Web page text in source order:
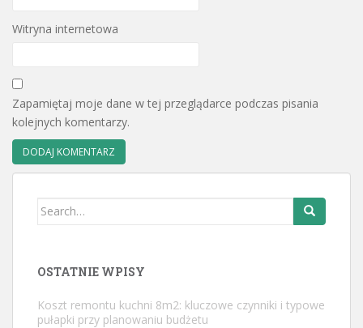
Witryna internetowa
Zapamiętaj moje dane w tej przeglądarce podczas pisania
kolejnych komentarzy.
Search
OSTATNIE WPISY
Koszt remontu kuchni 8m2: kluczowe czynniki i typowe
pułapki przy planowaniu budżetu